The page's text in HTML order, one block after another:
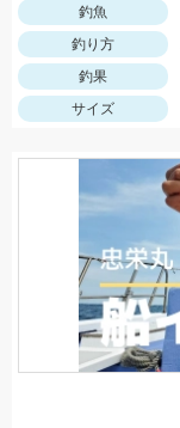
釣魚
釣り方
釣果
サイズ